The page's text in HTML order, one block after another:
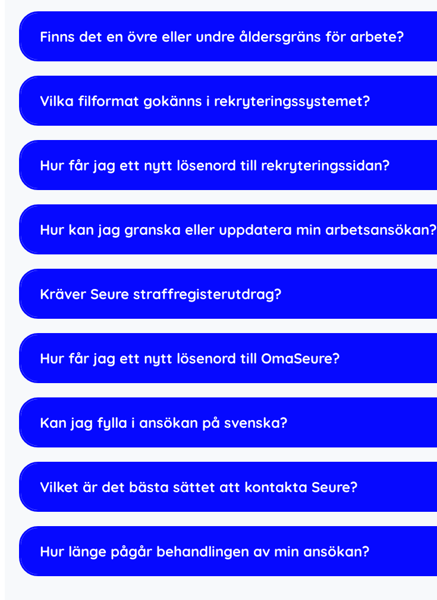
Finns det en övre eller undre åldersgräns för arbete?
Vilka filformat gokänns i rekryteringssystemet?
Hur får jag ett nytt lösenord till rekryteringssidan?
Hur kan jag granska eller uppdatera min arbetsansökan?
Kräver Seure straffregisterutdrag?
Hur får jag ett nytt lösenord till OmaSeure?
Kan jag fylla i ansökan på svenska?
Vilket är det bästa sättet att kontakta Seure?
Hur länge pågår behandlingen av min ansökan?